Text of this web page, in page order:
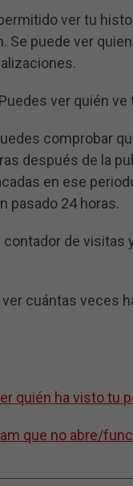
ver tu
Se puede ver
ver quién
comprobar
después de la
en ese
pasado 24 horas.
de
cuántas veces
quién ha visto tu
que no abre/